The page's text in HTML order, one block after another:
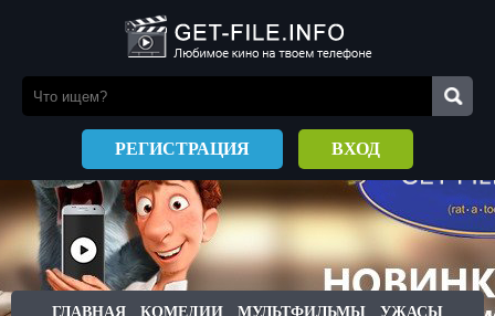
РЕГИСТРАЦИЯ ВХОД
ГЛАВНАЯ КОМЕДИИ МУЛЬТФИЛЬМЫ УЖАСЫ